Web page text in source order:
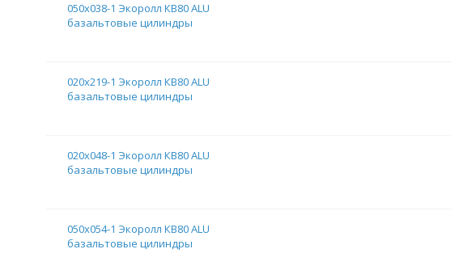
050х038-1 Экоролл КВ80 ALU
базальтовые цилиндры
020х219-1 Экоролл КВ80 ALU
базальтовые цилиндры
020х048-1 Экоролл КВ80 ALU
базальтовые цилиндры
050х054-1 Экоролл КВ80 ALU
базальтовые цилиндры